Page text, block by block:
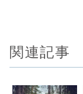
関連記事